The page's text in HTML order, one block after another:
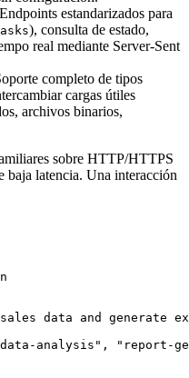
estandarizados para
), consulta de estado,
real mediante Server-Sent
completo de tipos
cargas útiles
archivos binarios,
sobre HTTP/HTTPS
baja latencia. Una interacción
data and generate
analysis", "report-